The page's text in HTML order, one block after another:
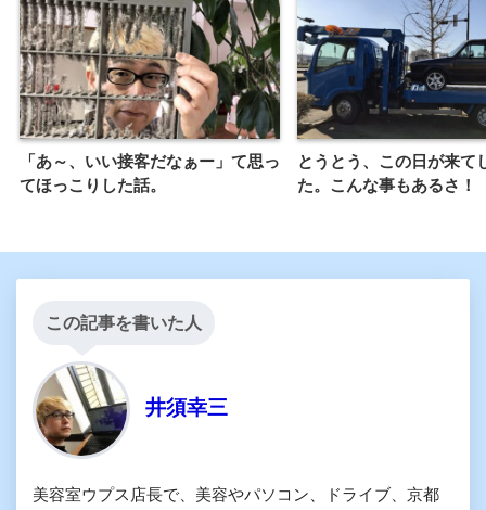
「あ～、いい接客だなぁー」て思っ
てほっこりした話。
とうとう、この日が来て
た。こんな事もあるさ！
この記事を書いた人
井須幸三
美容室ウプス店長で、美容やパソコン、ドライブ、京都